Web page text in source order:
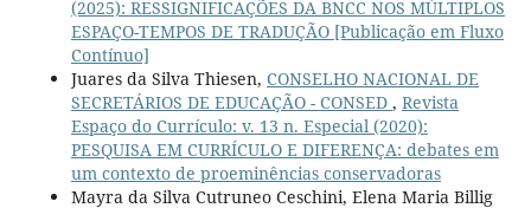
(2025): RESSIGNIFICAÇÕES DA BNCC NOS MÚLTIPLOS
ESPAÇO-TEMPOS DE TRADUÇÃO [Publicação em Fluxo
Contínuo]
Juares da Silva Thiesen, CONSELHO NACIONAL DE
SECRETÁRIOS DE EDUCAÇÃO - CONSED , Revista
Espaço do Currículo: v. 13 n. Especial (2020):
PESQUISA EM CURRÍCULO E DIFERENÇA: debates em
um contexto de proeminências conservadoras
Mayra da Silva Cutruneo Ceschini, Elena Maria Billig